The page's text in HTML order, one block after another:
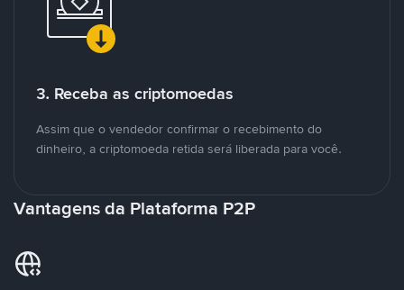
3. Receba as criptomoedas
Assim que o vendedor confirmar o recebimento do
dinheiro, a criptomoeda retida será liberada para você.
Vantagens da Plataforma P2P